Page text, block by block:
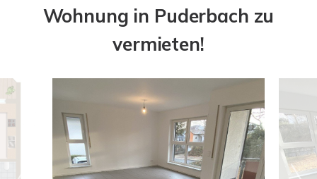
Wohnung in Puderbach zu
vermieten!